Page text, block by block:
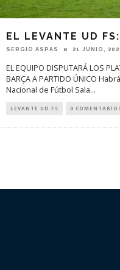
EL LEVANTE UD
SERGIO ASPAS 21 JUNIO,
EL EQUIPO DISPUTARÁ LOS
BARÇA A PARTIDO ÚNICO
Nacional de Fútbol Sala...
LEVANTE UD FS 0